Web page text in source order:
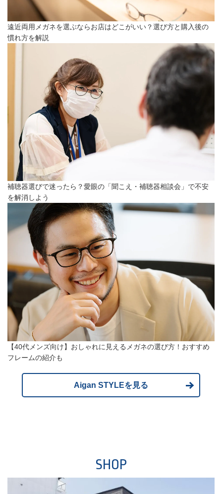
遠近両用メガネを選ぶならお店はどこがいい？選び方と購入後の
慣れ方を解説
補聴器選びで迷ったら？愛眼の「聞こえ・補聴器相談会」で不安
を解消しよう
【40代メンズ向け】おしゃれに見えるメガネの選び方！おすすめ
フレームの紹介も
Aigan STYLEを見る
SHOP